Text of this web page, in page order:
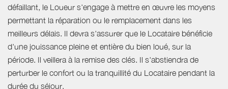
défaillant, le Loueur s'engage à mettre en œuvre les moyens
permettant la réparation ou le remplacement dans les
meilleurs délais. Il devra s'assurer que le Locataire bénéficie
d'une jouissance pleine et entière du bien loué, sur la
période. Il veillera à la remise des clés. Il s'abstiendra de
perturber le confort ou la tranquillité du Locataire pendant la
durée du séjour.